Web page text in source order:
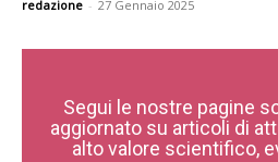
redazione - 27 Gennaio 2025
Segui le nostre pagine
aggiornato su articoli di
alto valore scientifico,